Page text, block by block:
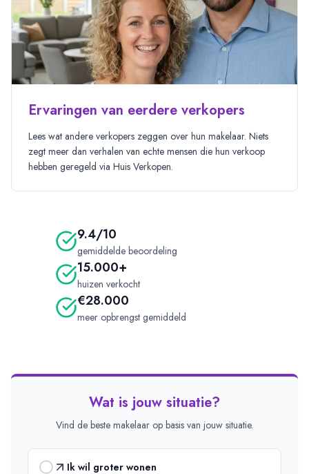
Ervaringen van eerdere verkopers
Lees wat andere verkopers zeggen over hun makelaar. Niets
zegt meer dan verhalen van echte mensen die hun verkoop
hebben geregeld via Huis Verkopen.
9.4/10
gemiddelde beoordeling
15.000+
huizen verkocht
€28.000
meer opbrengst gemiddeld
Wat is jouw situatie?
Vind de beste makelaar op basis van jouw situatie.
Ik wil groter wonen